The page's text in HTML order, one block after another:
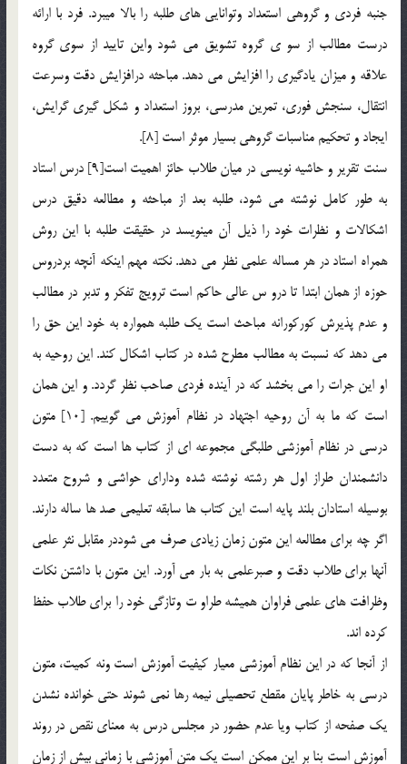
جنبه فردي و گروهي استعداد وتوانايي هاي طلبه را بالا ميبرد. فرد با ارائه
درست مطالب از سو ي گروه تشويق مي شود واين تاييد از سوي گروه
علاقه و ميزان يادگيري را افزايش مي دهد. مباحثه درافزايش دقت وسرعت
انتقال، سنجش فوري، تمرين مدرسي، بروز استعداد و شکل گيري گرايش،
ايجاد و تحکيم مناسبات گروهي بسيار موثر است [8].
سنت تقرير و حاشيه نويسي در ميان طلاب حائز اهميت است[9] درس استاد
به طور کامل نوشته مي شود، طلبه بعد از مباحثه و مطالعه دقيق درس
اشکالات و نظرات خود را ذيل آن مينويسد در حقيقت طلبه با اين روش
همراه استاد در هر مساله علمي نظر مي دهد. نکته مهم اينکه آنچه بردروس
حوزه از همان ابتدا تا درو س عالي حاکم است ترويج تفکر و تدبر در مطالب
و عدم پذيرش کورکورانه مباحث است يک طلبه همواره به خود اين حق را
مي دهد که نسبت به مطالب مطرح شده در کتاب اشکال کند. اين روحيه به
او اين جرات را مي بخشد که در آينده فردي صاحب نظر گردد. و اين همان
است که ما به آن روحيه اجتهاد در نظام آموزش مي گوييم. [10] متون
درسي در نظام آموزشي طلبگي مجموعه اي از کتاب ها است که به دست
دانشمندان طراز اول هر رشته نوشته شده وداراي حواشي و شروح متعدد
بوسيله استادان بلند پايه است اين کتاب ها سابقه تعليمي صد ها ساله دارند.
اگر چه براي مطالعه اين متون زمان زيادي صرف مي شوددر مقابل نثر علمي
آنها براي طلاب دقت و صبرعلمي به بار مي آورد. اين متون با داشتن نکات
وظرافت هاي علمي فراوان هميشه طراو ت وتازگي خود را براي طلاب حفظ
کرده اند.
از آنجا که در اين نظام آموزشي معيار کيفيت آموزش است ونه کميت، متون
درسي به خاطر پايان مقطع تحصيلي نيمه رها نمي شوند حتي خوانده نشدن
يک صفحه از کتاب ويا عدم حضور در مجلس درس به معناي نقص در روند
آموزش است بنا بر اين ممکن است يک متن آموزشي با زماني بيش از زمان